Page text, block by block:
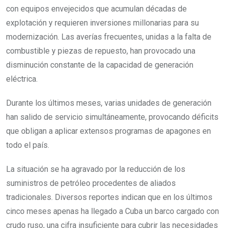
con equipos envejecidos que acumulan décadas de
explotación y requieren inversiones millonarias para su
modernización. Las averías frecuentes, unidas a la falta de
combustible y piezas de repuesto, han provocado una
disminución constante de la capacidad de generación
eléctrica.
Durante los últimos meses, varias unidades de generación
han salido de servicio simultáneamente, provocando déficits
que obligan a aplicar extensos programas de apagones en
todo el país.
La situación se ha agravado por la reducción de los
suministros de petróleo procedentes de aliados
tradicionales. Diversos reportes indican que en los últimos
cinco meses apenas ha llegado a Cuba un barco cargado con
crudo ruso, una cifra insuficiente para cubrir las necesidades